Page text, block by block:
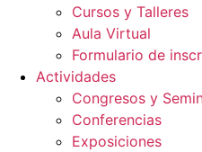
Cursos y Talleres
Aula Virtual
Formulario de
Actividades
Congresos y
Conferencias
Exposiciones